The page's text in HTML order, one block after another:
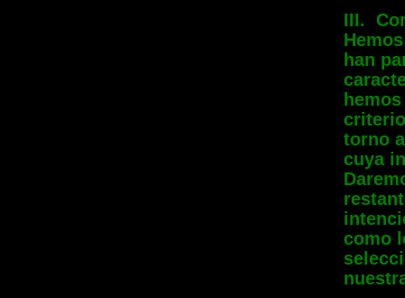
III.
han
torno
cuya
como